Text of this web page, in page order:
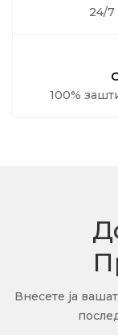
24/7
100%
Внесете ја